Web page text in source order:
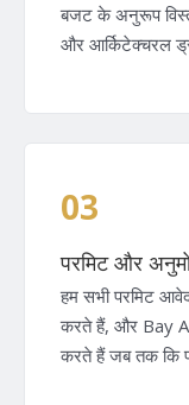
बजट के अनुरूप
और आर्किटेक्चरल
03
परमिट और
हम सभी परमिट
करते हैं, और Bay
करते हैं जब तक कि